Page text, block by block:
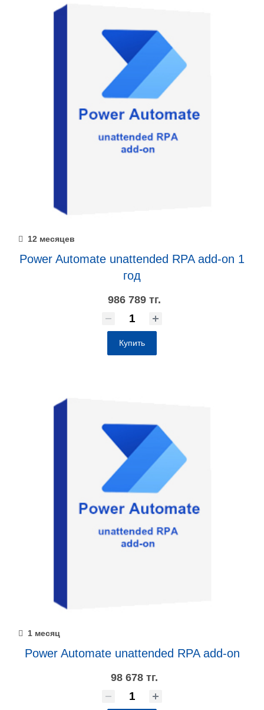
12 месяцев
Power Automate unattended RPA add-on 1
год
986 789 тг.
Купить
1 месяц
Power Automate unattended RPA add-on
98 678 тг.